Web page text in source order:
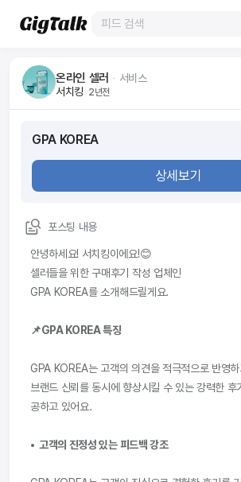
온라인 셀러 ᆞ 서비스
서치킹 2년전
GPA KOREA
상세보기
포스팅 내용
안녕하세요! 서치킹이에요!😊
셀러들을 위한 구매후기 작성 업체인
GPA KOREA를 소개해드릴게요.
📌GPA KOREA 특징
GPA KOREA는 고객의 의견을 적극적으로 반영하
브랜드 신뢰를 동시에 향상시킬 수 있는 강력한 후
공하고 있어요.
•  고객의 진정성 있는 피드백 강조